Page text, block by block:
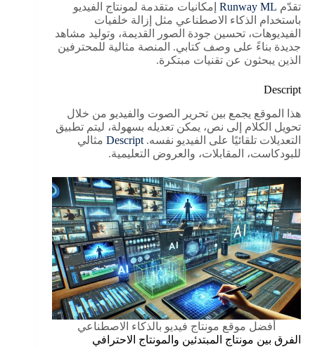
تقدّم Runway ML إمكانيات متقدمة لمونتاج الفيديو
باستخدام الذكاء الاصطناعي مثل إزالة خلفيات
الفيديوهات، تحسين جودة الصور القديمة، وتوليد مشاهد
جديدة بناءً على وصف كتابي. المنصة مثالية للمحترفين
الذين يبحثون عن تقنيات مبتكرة.
Descript
هذا الموقع يجمع بين تحرير الصوت والفيديو من خلال
تحويل الكلام إلى نص، يمكن تعديله بسهولة، ليتم تطبيق
التعديلات تلقائيًا على الفيديو نفسه. Descript مثالي
للبودكاست، المقابلات، والعروض التعليمية.
أفضل موقع مونتاج فيديو بالذكاء الاصطناعي
الفرق بين مونتاج المبتدئين والمونتاج الاحترافي